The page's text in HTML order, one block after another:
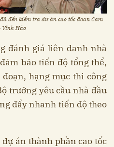
đến kiểm tra dự án cao tốc đoạn Cam
Vĩnh Hảo
đánh giá liên danh nhà
bảo tiến độ tổng thể,
hạng mục thi công
trưởng yêu cầu nhà đầu
đẩy nhanh tiến độ theo
án thành phần cao tốc